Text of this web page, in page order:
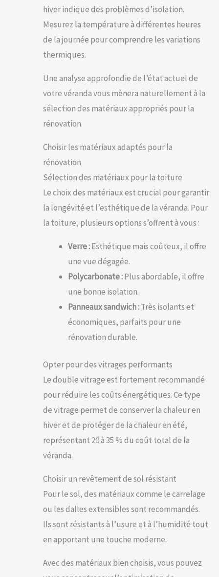
hiver indique des problèmes d’isolation.
Mesurez la température à différentes heures
de la journée pour comprendre les variations
thermiques.
Une analyse approfondie de l’état actuel de
votre véranda vous mènera naturellement à la
sélection des matériaux appropriés pour la
rénovation.
Choisir les matériaux adaptés pour la
rénovation
Sélection des matériaux pour la toiture
Le choix des matériaux est crucial pour garantir
la longévité et l’esthétique de la véranda. Pour
la toiture, plusieurs options s’offrent à vous :
Verre :Esthétique mais coûteux, il offre
une vue dégagée.
Polycarbonate :Plus abordable, il offre
une bonne isolation.
Panneaux sandwich :Très isolants et
économiques, parfaits pour une
rénovation durable.
Opter pour des vitrages performants
Le double vitrage est fortement recommandé
pour réduire les coûts énergétiques. Ce type
de vitrage permet de conserver la chaleur en
hiver et de protéger de la chaleur en été,
représentant 20 à 35 % du coût total de la
véranda.
Choisir un revêtement de sol résistant
Pour le sol, des matériaux comme le carrelage
ou les dalles extensibles sont recommandés.
Ils sont résistants à l’usure et à l’humidité tout
en apportant une touche moderne.
Avec des matériaux bien choisis, vous pouvez